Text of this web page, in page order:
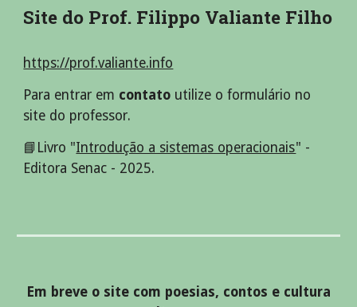
Site do Prof. Filippo Valiante Filho
https://prof.valiante.info
Para entrar em contato utilize o formulário no
site do professor.
📘Livro "Introdução a sistemas operacionais" -
Editora Senac - 2025.
Em breve o site com poesias, contos e cultura